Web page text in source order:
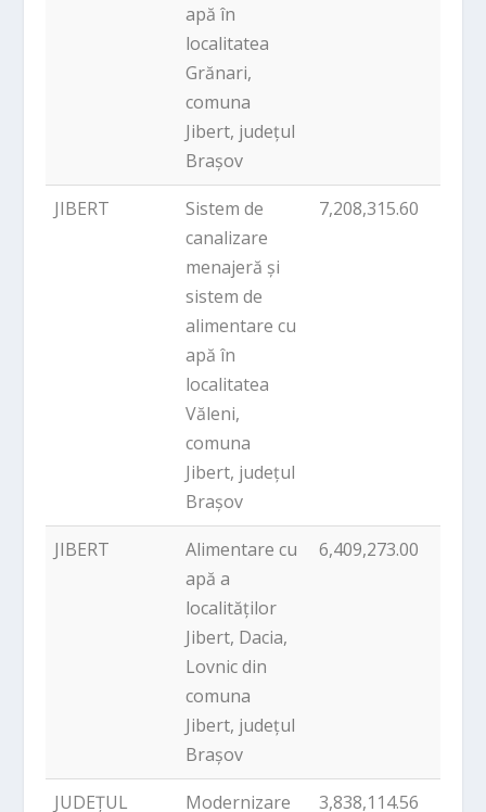
apă în
localitatea
Grănari,
comuna
Jibert, județul
Brașov
JIBERT
Sistem de
canalizare
menajeră și
sistem de
alimentare cu
apă în
localitatea
Văleni,
comuna
Jibert, județul
Brașov
7,208,315.60
JIBERT
Alimentare cu
apă a
localităților
Jibert, Dacia,
Lovnic din
comuna
Jibert, județul
Brașov
6,409,273.00
JUDEȚUL
Modernizare
3,838,114.56